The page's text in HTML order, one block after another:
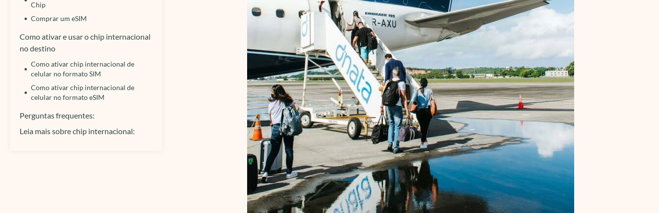
Chip
Comprar um eSIM
Como ativar e usar o chip internacional
no destino
Como ativar chip internacional de
celular no formato SIM
Como ativar chip internacional de
celular no formato eSIM
Perguntas frequentes:
Leia mais sobre chip internacional: